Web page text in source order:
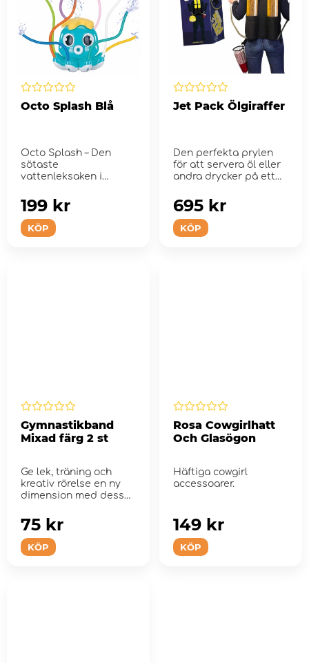
Octo Splash Blå
Octo Splash – Den
sötaste
vattenleksaken i
KÖP
199 kr
Jet Pack Ölgiraffer
Den perfekta prylen
för att servera öl eller
andra drycker på ett
KÖP
695 kr
Gymnastikband
Mixad färg 2 st
Ge lek, träning och
kreativ rörelse en ny
dimension med dessa
KÖP
75 kr
Rosa Cowgirlhatt
Och Glasögon
Häftiga cowgirl
accessoarer.
KÖP
149 kr